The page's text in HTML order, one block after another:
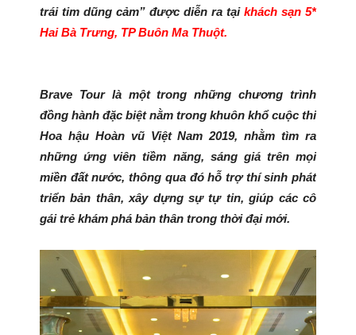
trái tim dũng cảm” được diễn ra tại khách sạn 5*
Hai Bà Trưng, TP Buôn Ma Thuột.
Brave Tour là một trong những chương trình
đồng hành đặc biệt nằm trong khuôn khổ cuộc thi
Hoa hậu Hoàn vũ Việt Nam 2019, nhằm tìm ra
những ứng viên tiềm năng, sáng giá trên mọi
miền đất nước, thông qua đó hỗ trợ thí sinh phát
triển bản thân, xây dựng sự tự tin, giúp các cô
gái trẻ khám phá bản thân trong thời đại mới.